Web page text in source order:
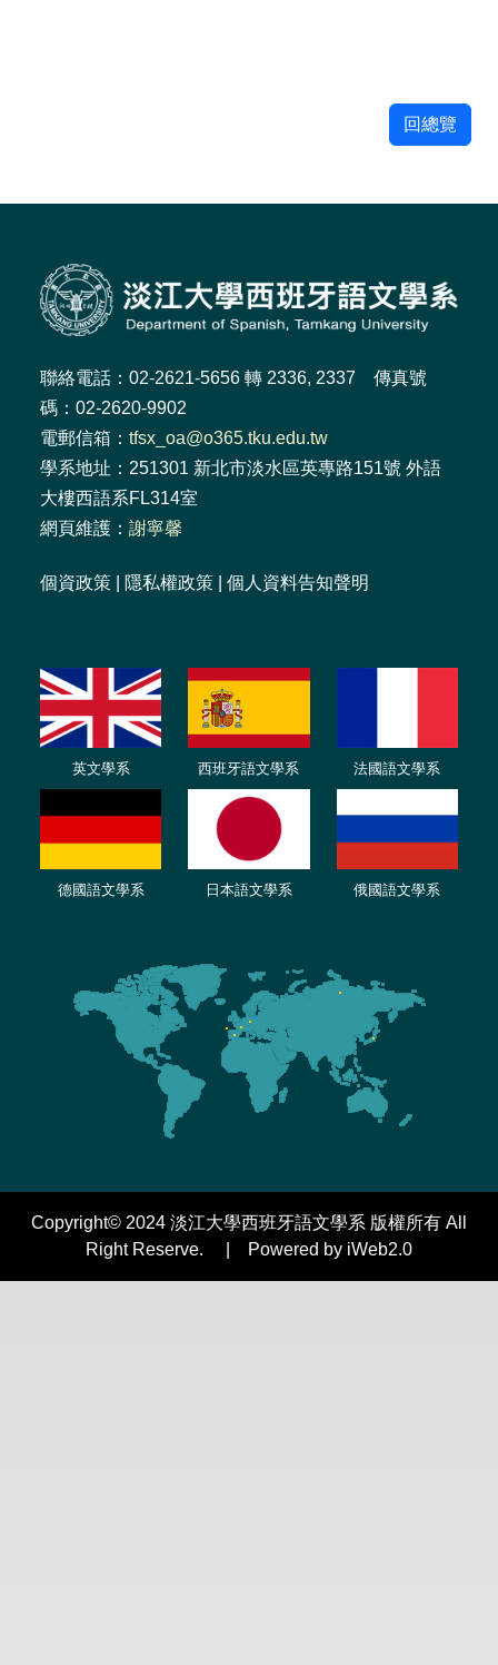
回總覽
聯絡電話：02-2621-5656 轉 2336, 2337 傳真號
碼：02-2620-9902
電郵信箱： tfsx_oa@o365.tku.edu.tw
學系地址：251301 新北市淡水區英專路151號 外語
大樓西語系FL314室
網頁維護： 謝寧馨
個資政策 隱私權政策 個人資料告知聲明
英文學系 西班牙語文學系 法國語文學系
德國語文學系 日本語文學系 俄國語文學系
Copyright© 2024 淡江大學西班牙語文學系 版權所有 All
Right Reserve. | Powered by iWeb2.0